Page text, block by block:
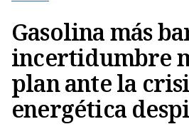
Gasolina más
incertidumbre
plan ante la
energética